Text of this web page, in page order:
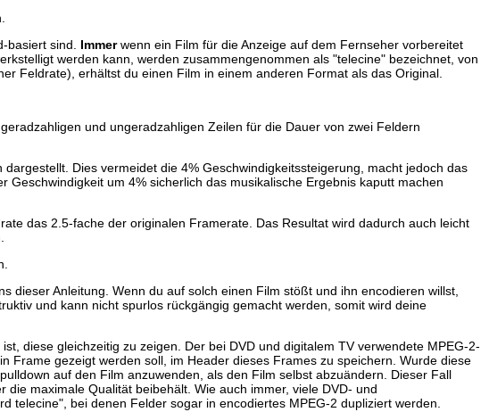
basiert sind. Immerwenn ein Film für die Anzeige auf dem Fernseher vorbereitet
werden kann, werden zusammengenommen als "telecine" bezeichnet, von
Feldrate), erhältst du einen Film in einem anderen Format als das Original.
und ungeradzahligen Zeilen für die Dauer von zwei Feldern
Dies vermeidet die 4% Geschwindigkeitssteigerung, macht jedoch das
um 4% sicherlich das musikalische Ergebnis kaputt machen
das 2.5-fache der originalen Framerate. Das Resultat wird dadurch auch leicht
dieser Anleitung. Wenn du auf solch einen Film stößt und ihn encodieren willst,
und kann nicht spurlos rückgängig gemacht werden, somit wird deine
diese gleichzeitig zu zeigen. Der bei DVD und digitalem TV verwendete MPEG-2-
Frame gezeigt werden soll, im Header dieses Frames zu speichern. Wurde diese
auf den Film anzuwenden, als den Film selbst abzuändern. Dieser Fall
maximale Qualität beibehält. Wie auch immer, viele DVD- und
telecine", bei denen Felder sogar in encodiertes MPEG-2 dupliziert werden.